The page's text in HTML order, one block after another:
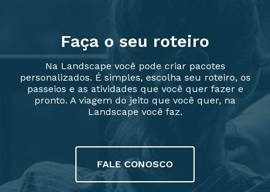
Faça o seu roteiro
Na Landscape você pode criar pacotes
personalizados. É simples, escolha seu roteiro, os
passeios e as atividades que você quer fazer e
pronto. A viagem do jeito que você quer, na
Landscape você faz.
FALE CONOSCO